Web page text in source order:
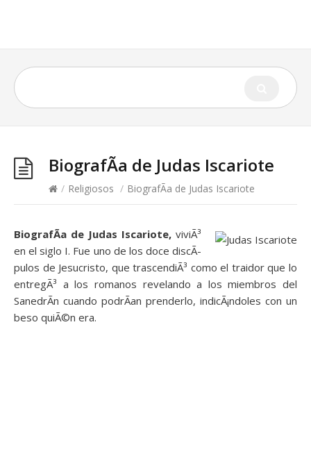
BiografÃ­a de Judas Iscariote
/ Religiosos / BiografÃ­a de Judas Iscariote
BiografÃ­a de Judas Iscariote, viviÃ³
en el siglo I. Fue uno de los doce discÃ­
pulos de Jesucristo, que trascendiÃ³ como el traidor que lo
entregÃ³ a los romanos revelando a los miembros del
SanedrÃ­n cuando podrÃ­an prenderlo, indicÃ¡ndoles con un
beso quiÃ©n era.